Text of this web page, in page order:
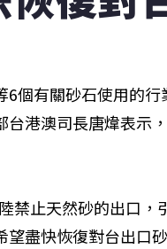
6個有關砂石使用的
台港澳司長唐煒表示
禁止天然砂的出口
望盡快恢復對台出口